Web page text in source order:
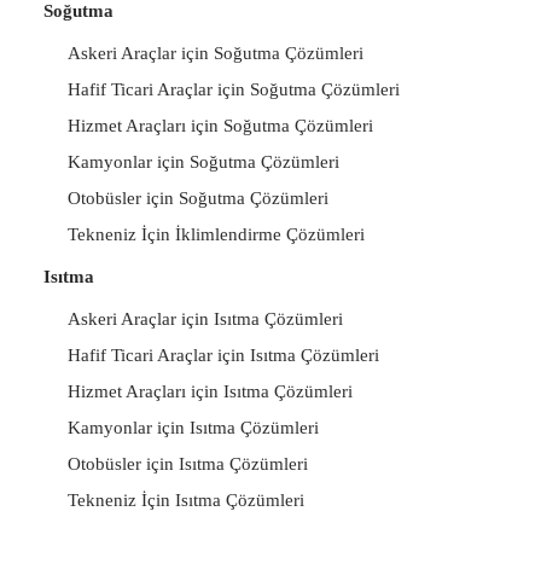
Soğutma
Askeri Araçlar için Soğutma Çözümleri
Hafif Ticari Araçlar için Soğutma Çözümleri
Hizmet Araçları için Soğutma Çözümleri
Kamyonlar için Soğutma Çözümleri
Otobüsler için Soğutma Çözümleri
Tekneniz İçin İklimlendirme Çözümleri
Isıtma
Askeri Araçlar için Isıtma Çözümleri
Hafif Ticari Araçlar için Isıtma Çözümleri
Hizmet Araçları için Isıtma Çözümleri
Kamyonlar için Isıtma Çözümleri
Otobüsler için Isıtma Çözümleri
Tekneniz İçin Isıtma Çözümleri